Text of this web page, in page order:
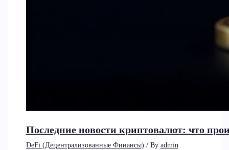
Последние новости криптовалют: что
DeFi (Децентрализованные Финансы) / By admin